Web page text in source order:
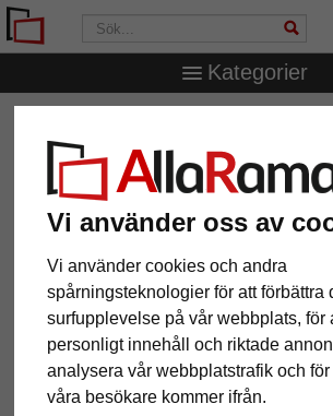
Vi använder oss av
Vi använder cookies och andra
spårningsteknologier för att förbättra
surfupplevelse på vår webbplats, för
personligt innehåll och riktade
analysera vår webbplatstrafik och för
våra besökare kommer ifrån.
Kategorier
passepartout efter mått
1,4 mm "Artique"
efter mått
Pictures